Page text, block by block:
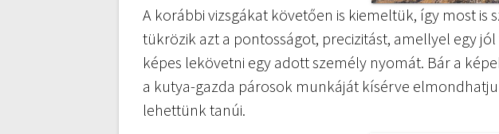
A korábbi vizsgákat követően is kiemeltük, így most
tükrözik azt a pontosságot, precizitást, amellyel egy
képes lekövetni egy adott személy nyomát. Bár a
a kutya-gazda párosok munkáját kísérve
lehettünk tanúi.